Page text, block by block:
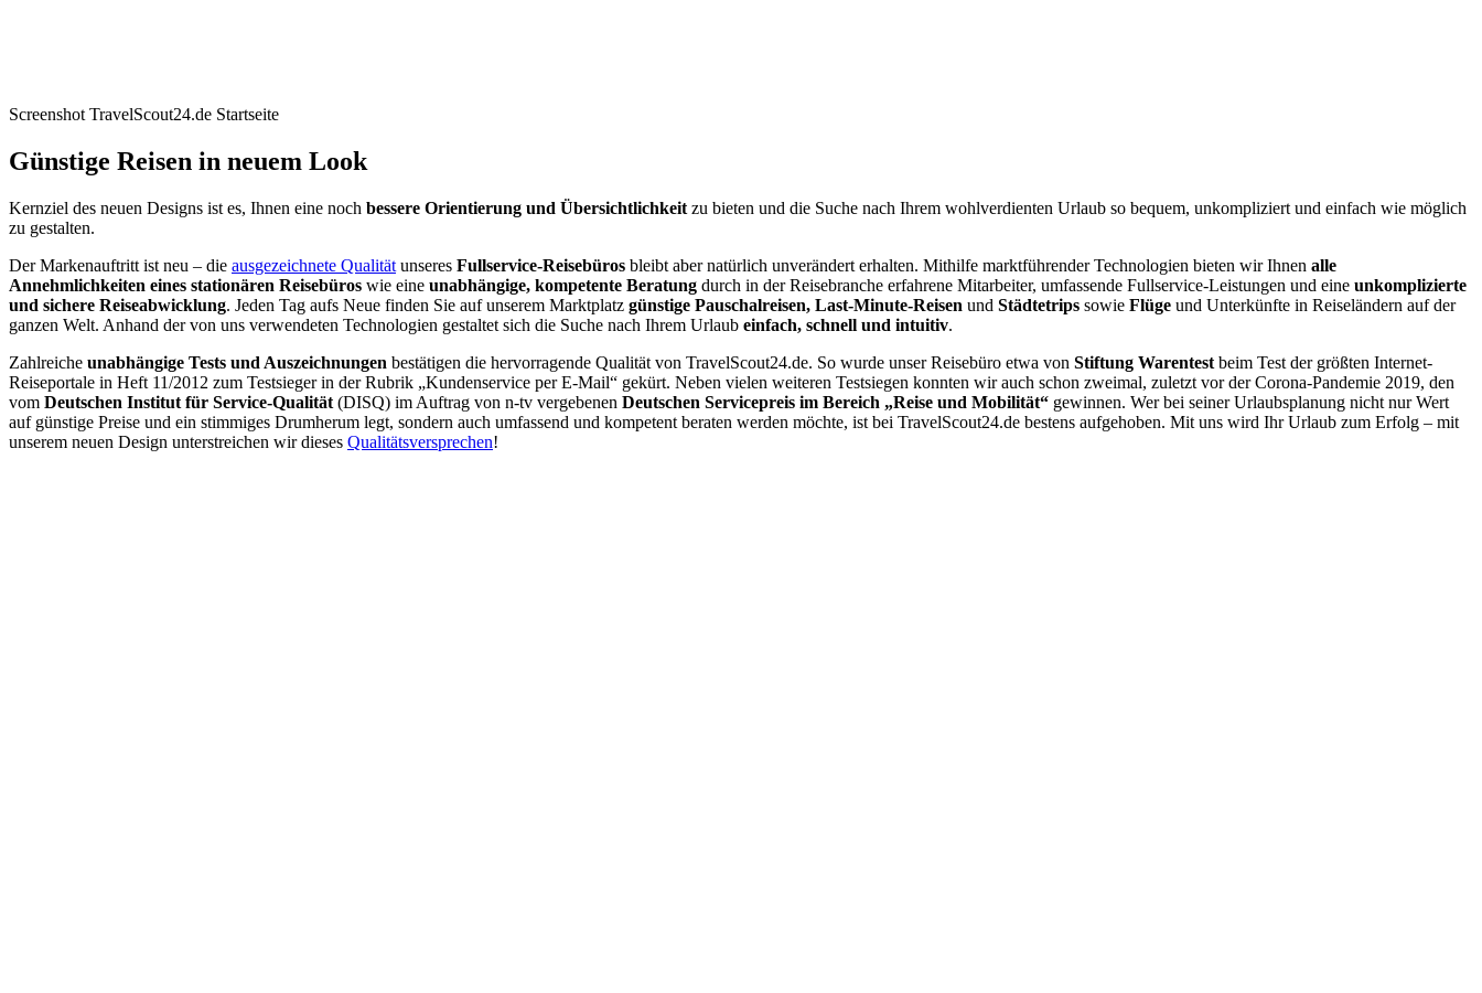
Screenshot TravelScout24.de Startseite
Günstige Reisen in neuem Look
Kernziel des neuen Designs ist es, Ihnen eine noch bessere Orientierung und Übersichtlichkeit zu bieten und die Suche nach Ihrem wohlverdienten Urlaub so bequem, unkompliziert und einfach wie möglich
zu gestalten.
Der Markenauftritt ist neu – die ausgezeichnete Qualität unseres Fullservice-Reisebüros bleibt aber natürlich unverändert erhalten. Mithilfe marktführender Technologien bieten wir Ihnen alle
Annehmlichkeiten eines stationären Reisebüros wie eine unabhängige, kompetente Beratung durch in der Reisebranche erfahrene Mitarbeiter, umfassende Fullservice-Leistungen und eine unkomplizierte
und sichere Reiseabwicklung. Jeden Tag aufs Neue finden Sie auf unserem Marktplatz günstige Pauschalreisen, Last-Minute-Reisen und Städtetrips sowie Flüge und Unterkünfte in Reiseländern auf der
ganzen Welt. Anhand der von uns verwendeten Technologien gestaltet sich die Suche nach Ihrem Urlaub einfach, schnell und intuitiv.
Zahlreiche unabhängige Tests und Auszeichnungen bestätigen die hervorragende Qualität von TravelScout24.de. So wurde unser Reisebüro etwa von Stiftung Warentest beim Test der größten Internet-
Reiseportale in Heft 11/2012 zum Testsieger in der Rubrik „Kundenservice per E-Mail“ gekürt. Neben vielen weiteren Testsiegen konnten wir auch schon zweimal, zuletzt vor der Corona-Pandemie 2019, den
vom Deutschen Institut für Service-Qualität (DISQ) im Auftrag von n-tv vergebenen Deutschen Servicepreis im Bereich „Reise und Mobilität“ gewinnen. Wer bei seiner Urlaubsplanung nicht nur Wert
auf günstige Preise und ein stimmiges Drumherum legt, sondern auch umfassend und kompetent beraten werden möchte, ist bei TravelScout24.de bestens aufgehoben. Mit uns wird Ihr Urlaub zum Erfolg – mit
unserem neuen Design unterstreichen wir dieses Qualitätsversprechen!